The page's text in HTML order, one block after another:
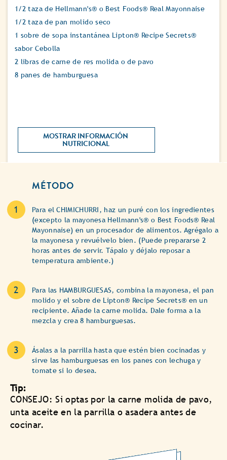
1/2 taza de Hellmann's® o Best Foods® Real Mayonnaise
1/2 taza de pan molido seco
1 sobre de sopa instantánea Lipton® Recipe Secrets®
sabor Cebolla
2 libras de carne de res molida o de pavo
8 panes de hamburguesa
MOSTRAR INFORMACIÓN
NUTRICIONAL
MÉTODO
Para el CHIMICHURRI, haz un puré con los ingredientes
(excepto la mayonesa Hellmann's® o Best Foods® Real
Mayonnaise) en un procesador de alimentos. Agrégalo a
la mayonesa y revuélvelo bien. (Puede prepararse 2
horas antes de servir. Tápalo y déjalo reposar a
temperatura ambiente.)
Para las HAMBURGUESAS, combina la mayonesa, el pan
molido y el sobre de Lipton® Recipe Secrets® en un
recipiente. Añade la carne molida. Dale forma a la
mezcla y crea 8 hamburguesas.
Ásalas a la parrilla hasta que estén bien cocinadas y
sirve las hamburguesas en los panes con lechuga y
tomate si lo desea.
Tip:
CONSEJO: Si optas por la carne molida de pavo,
unta aceite en la parrilla o asadera antes de
cocinar.